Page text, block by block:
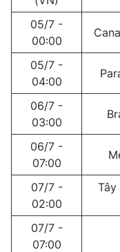
Cơ quan chủ quản:Đài
Cơ quan báo chí:Thời
Giấy phép hoạt động
cấp ngày 29/12/2023
Tổng Biên tập:
Phó Tổng Biên tập:
Nguyễn Trọng Ninh
Tổng đài VTV:
024.38
Ðiện thoại Thời báo
Email: toasoan@vtv.vn
Liên hệ quảng cáo:
05/7 -
00:00
05/7 -
04:00
06/7 -
03:00
06/7 -
07:00
07/7 -
02:00
Tây
07/7 -
07:00